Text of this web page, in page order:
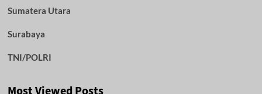
Sumatera Utara
Surabaya
TNI/POLRI